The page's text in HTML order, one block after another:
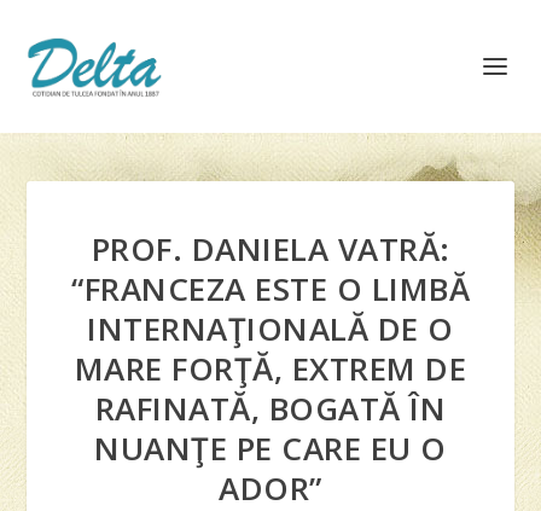
PROF. DANIELA VATRĂ:
“FRANCEZA ESTE O LIMBĂ
INTERNAŢIONALĂ DE O
MARE FORŢĂ, EXTREM DE
RAFINATĂ, BOGATĂ ÎN
NUANŢE PE CARE EU O
ADOR”